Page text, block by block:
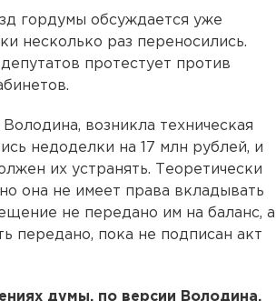
гордумы обсуждается уже
несколько раз переносились.
протестует против
возникла техническая
недоделки на 17 млн рублей, и
их устранять. Теоретически
она не имеет права вкладывать
не передано им на баланс, а
передано, пока не подписан акт
думы, по версии Володина,